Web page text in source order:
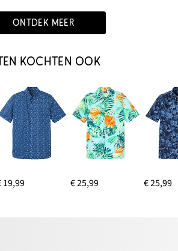
ONTDEK MEER
KOCHTEN OOK
19,99 € 25,99 € 25,99